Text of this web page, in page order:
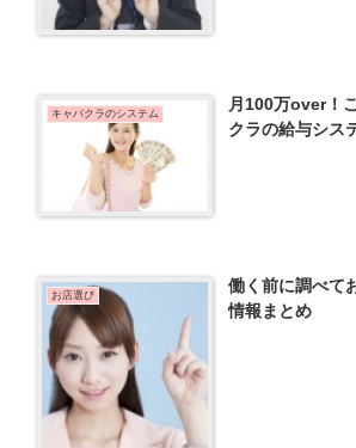
キャバクラのシステム
月100万over！
クラの給与シス
お店選び
働く前に調べて
情報まとめ